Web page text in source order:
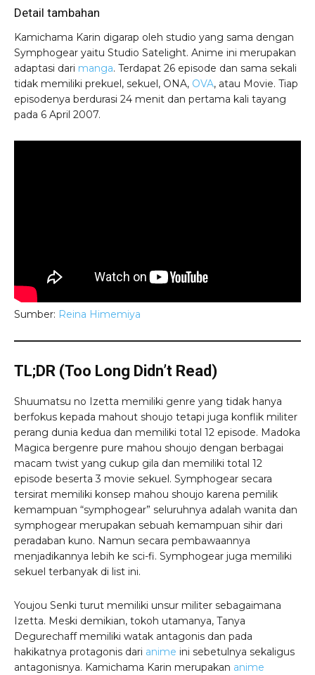
Detail tambahan
Kamichama Karin digarap oleh studio yang sama dengan
Symphogear yaitu Studio Satelight. Anime ini merupakan
adaptasi dari manga. Terdapat 26 episode dan sama sekali
tidak memiliki prekuel, sekuel, ONA, OVA, atau Movie. Tiap
episodenya berdurasi 24 menit dan pertama kali tayang
pada 6 April 2007.
Sumber: Reina Himemiya
TL;DR (Too Long Didn’t Read)
Shuumatsu no Izetta memiliki genre yang tidak hanya
berfokus kepada mahout shoujo tetapi juga konflik militer
perang dunia kedua dan memiliki total 12 episode. Madoka
Magica bergenre pure mahou shoujo dengan berbagai
macam twist yang cukup gila dan memiliki total 12
episode beserta 3 movie sekuel. Symphogear secara
tersirat memiliki konsep mahou shoujo karena pemilik
kemampuan “symphogear” seluruhnya adalah wanita dan
symphogear merupakan sebuah kemampuan sihir dari
peradaban kuno. Namun secara pembawaannya
menjadikannya lebih ke sci-fi. Symphogear juga memiliki
sekuel terbanyak di list ini.
Youjou Senki turut memiliki unsur militer sebagaimana
Izetta. Meski demikian, tokoh utamanya, Tanya
Degurechaff memiliki watak antagonis dan pada
hakikatnya protagonis dari anime ini sebetulnya sekaligus
antagonisnya. Kamichama Karin merupakan anime